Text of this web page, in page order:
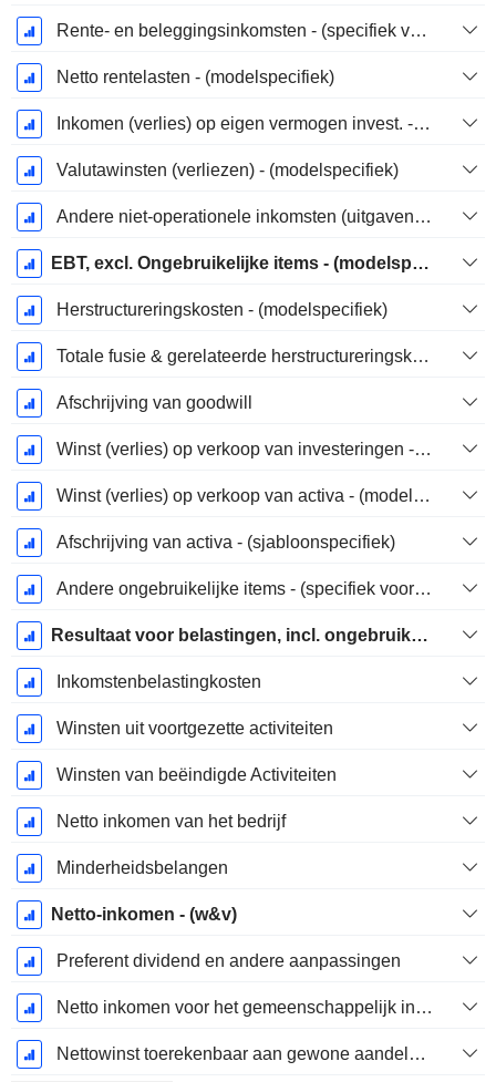
Rente- en beleggingsinkomsten - (specifiek voor het model)
Netto rentelasten - (modelspecifiek)
Inkomen (verlies) op eigen vermogen invest. - (model specifiek)
Valutawinsten (verliezen) - (modelspecifiek)
Andere niet-operationele inkomsten (uitgaven) - (modelspecifiek)
EBT, excl. Ongebruikelijke items - (modelspecifiek)
Herstructureringskosten - (modelspecifiek)
Totale fusie & gerelateerde herstructureringskosten
Afschrijving van goodwill
Winst (verlies) op verkoop van investeringen - (specifiek voor het model)
Winst (verlies) op verkoop van activa - (modelspecifiek)
Afschrijving van activa - (sjabloonspecifiek)
Andere ongebruikelijke items - (specifiek voor het model)
Resultaat voor belastingen, incl. ongebruikelijke posten
Inkomstenbelastingkosten
Winsten uit voortgezette activiteiten
Winsten van beëindigde Activiteiten
Netto inkomen van het bedrijf
Minderheidsbelangen
Netto-inkomen - (w&v)
Preferent dividend en andere aanpassingen
Netto inkomen voor het gemeenschappelijk inclusief buitengewone posten
Nettowinst toerekenbaar aan gewone aandelen excl. buitengewone posten